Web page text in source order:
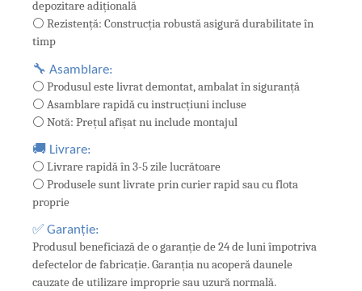
depozitare adițională
⚪ Rezistență: Construcția robustă asigură durabilitate în
timp
🔧 Asamblare:
⚪ Produsul este livrat demontat, ambalat în siguranță
⚪ Asamblare rapidă cu instrucțiuni incluse
⚪ Notă: Prețul afișat nu include montajul
🚚 Livrare:
⚪ Livrare rapidă în 3-5 zile lucrătoare
⚪ Produsele sunt livrate prin curier rapid sau cu flota
proprie
✅ Garanție:
Produsul beneficiază de o garanție de 24 de luni împotriva
defectelor de fabricație. Garanția nu acoperă daunele
cauzate de utilizare improprie sau uzură normală.